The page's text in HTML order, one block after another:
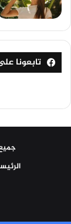
تابعونا
جميع